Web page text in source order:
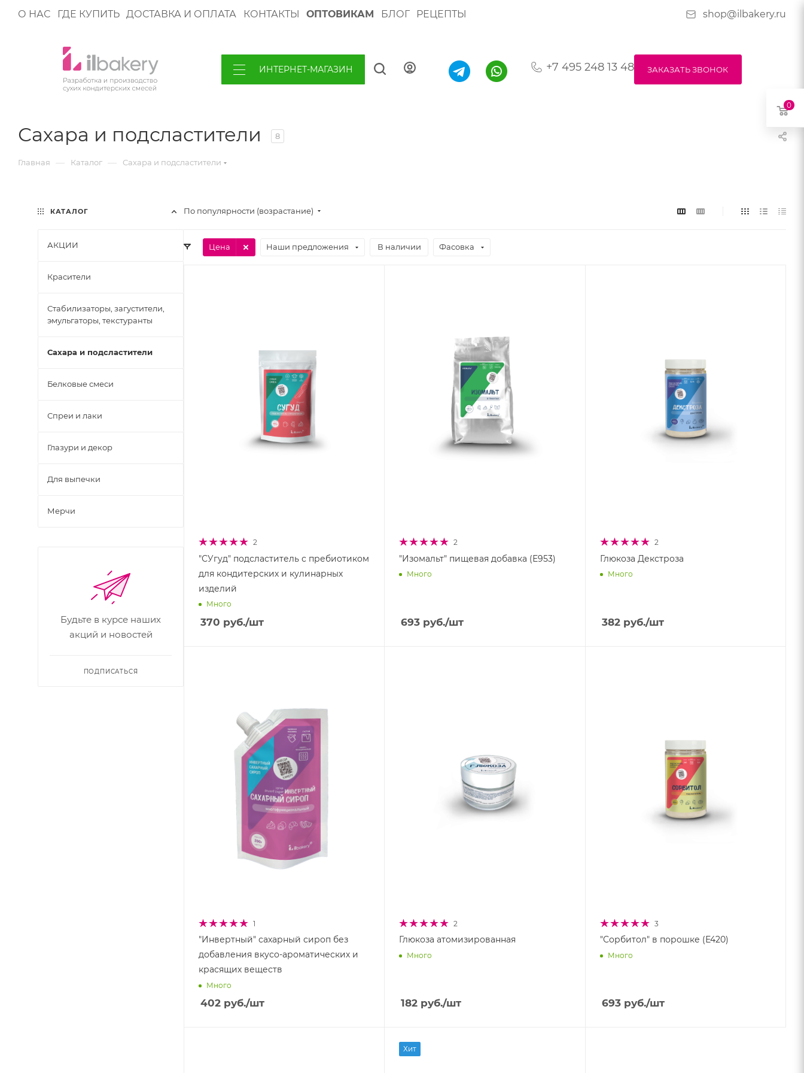
О НАС ГДЕ КУПИТЬ ДОСТАВКА И ОПЛАТА КОНТАКТЫ ОПТОВИКАМ БЛОГ РЕЦЕПТЫ shop@ilbakery.ru
ИНТЕРНЕТ-МАГАЗИН +7 495 248 13 48 ЗАКАЗАТЬ ЗВОНОК
Сахара и подсластители 8
Главная — Каталог — Сахара и подсластители
По популярности (возрастание)
Цена Наши предложения В наличии Фасовка
2
"СУгуд" подсластитель с пребиотиком
для кондитерских и кулинарных
изделий
Много
370 руб./шт
2
"Изомальт" пищевая добавка (Е953)
Много
693 руб./шт
2
Глюкоза Декстроза
Много
382руб./шт
1
"Инвертный" сахарный сироп без
добавления вкусо-ароматических и
красящих веществ
Много
402 руб./шт
2
Глюкоза атомизированная
Много
182 руб./шт
3
"Сорбитол" в порошке (Е420)
Много
693руб./шт
Хит
КАТАЛОГ
АКЦИИ
Красители
Стабилизаторы, загустители,
эмульгаторы, текстуранты
Сахара и подсластители
Белковые смеси
Спреи и лаки
Глазури и декор
Для выпечки
Мерчи
Будьте в курсе наших
акций и новостей
ПОДПИСАТЬСЯ
0